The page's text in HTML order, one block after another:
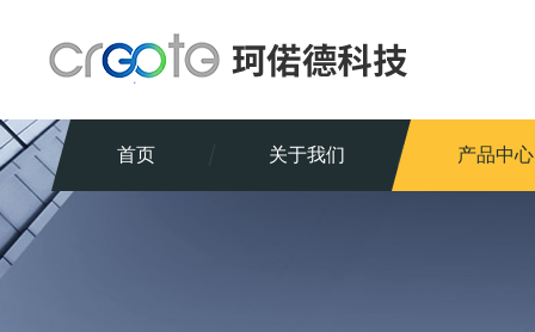
首页 关于我们 产品中心